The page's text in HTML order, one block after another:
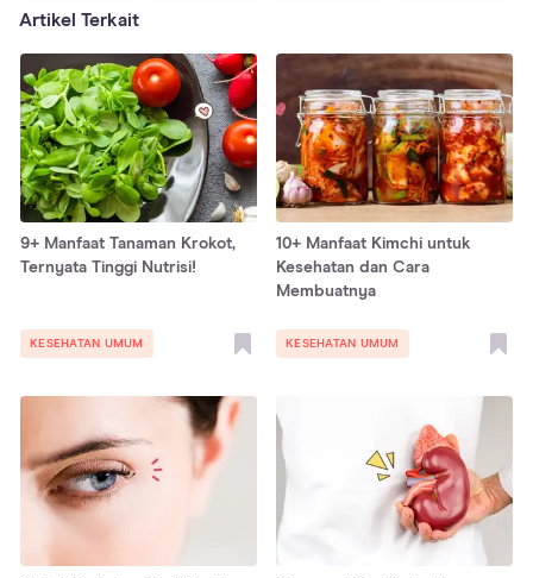
Artikel Terkait
9+ Manfaat Tanaman Krokot,
Ternyata Tinggi Nutrisi!
KESEHATAN UMUM
10+ Manfaat Kimchi untuk
Kesehatan dan Cara
Membuatnya
KESEHATAN UMUM